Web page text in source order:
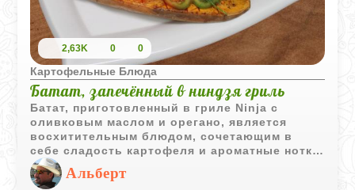
2,63K 0 0
Картофельные Блюда
Батат, запечённый в ниндзя гриль
Батат, приготовленный в гриле Ninja с
оливковым маслом и орегано, является
восхитительным блюдом, сочетающим в
себе сладость картофеля и ароматные нотки
специй. Это простой и здоровый способ
насладиться этим питательным овощем.
Альберт